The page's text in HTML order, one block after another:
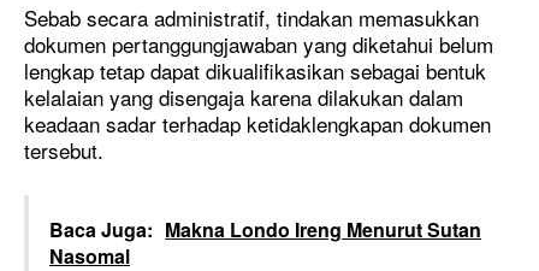
Sebab secara administratif, tindakan memasukkan
dokumen pertanggungjawaban yang diketahui belum
lengkap tetap dapat dikualifikasikan sebagai bentuk
kelalaian yang disengaja karena dilakukan dalam
keadaan sadar terhadap ketidaklengkapan dokumen
tersebut.
Baca Juga: Makna Londo Ireng Menurut Sutan
Nasomal